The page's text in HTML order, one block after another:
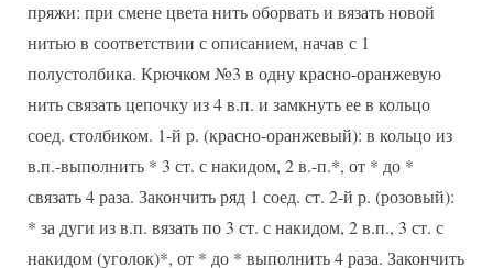
пряжи: при смене цвета нить оборвать и вязать новой
нитью в соответствии с описанием, начав с 1
полустолбика. Крючком №3 в одну красно-оранжевую
нить связать цепочку из 4 в.п. и замкнуть ее в кольцо
соед. столбиком. 1-й р. (красно-оранжевый): в кольцо из
в.п.-выполнить * 3 ст. с накидом, 2 в.-п.*, от * до *
связать 4 раза. Закончить ряд 1 соед. ст. 2-й р. (розовый):
* за дуги из в.п. вязать по 3 ст. с накидом, 2 в.п., 3 ст. с
накидом (уголок)*, от * до * выполнить 4 раза. Закончить